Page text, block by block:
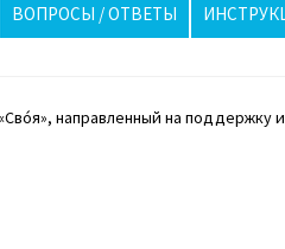
ВОПРОСЫ / ОТВЕТЫ
панели спасли ночь
направленный на